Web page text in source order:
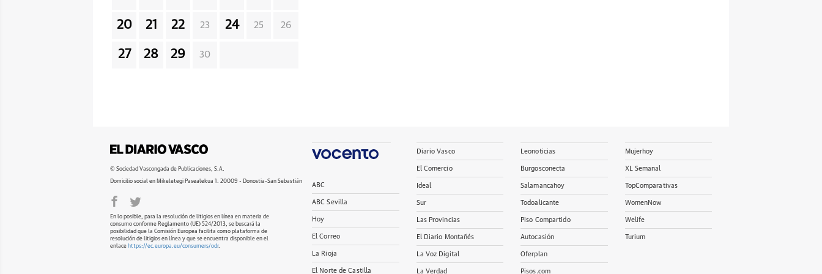
20 21 22 23 24 25 26
27 28 29 30
© Sociedad Vascongada de Publicaciones, S.A.
Domicilio social en Mikeletegi Pasealekua 1. 20009 - Donostia-San Sebastián
En lo posible, para la resolución de litigios en línea en materia de
consumo conforme Reglamento (UE) 524/2013, se buscará la
posibilidad que la Comisión Europea facilita como plataforma de
resolución de litigios en línea y que se encuentra disponible en el
enlace https://ec.europa.eu/consumers/odr.
ABC
ABC Sevilla
Hoy
El Correo
La Rioja
El Norte de Castilla
Diario Vasco
El Comercio
Ideal
Sur
Las Provincias
El Diario Montañés
La Voz Digital
La Verdad
Leonoticias
Burgosconecta
Salamancahoy
Todoalicante
Piso Compartido
Autocasión
Oferplan
Pisos.com
Mujerhoy
XL Semanal
TopComparativas
WomenNow
Welife
Turium